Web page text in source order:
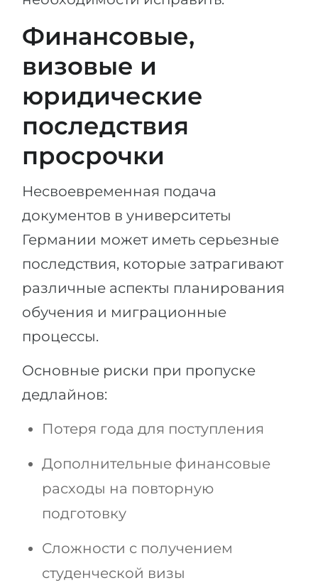
Финансовые,
визовые и
юридические
последствия
просрочки
Несвоевременная подача
документов в университеты
Германии может иметь серьезные
последствия, которые затрагивают
различные аспекты планирования
обучения и миграционные
процессы.
Основные риски при пропуске
дедлайнов:
Потеря года для поступления
Дополнительные финансовые
расходы на повторную
подготовку
Сложности с получением
студенческой визы